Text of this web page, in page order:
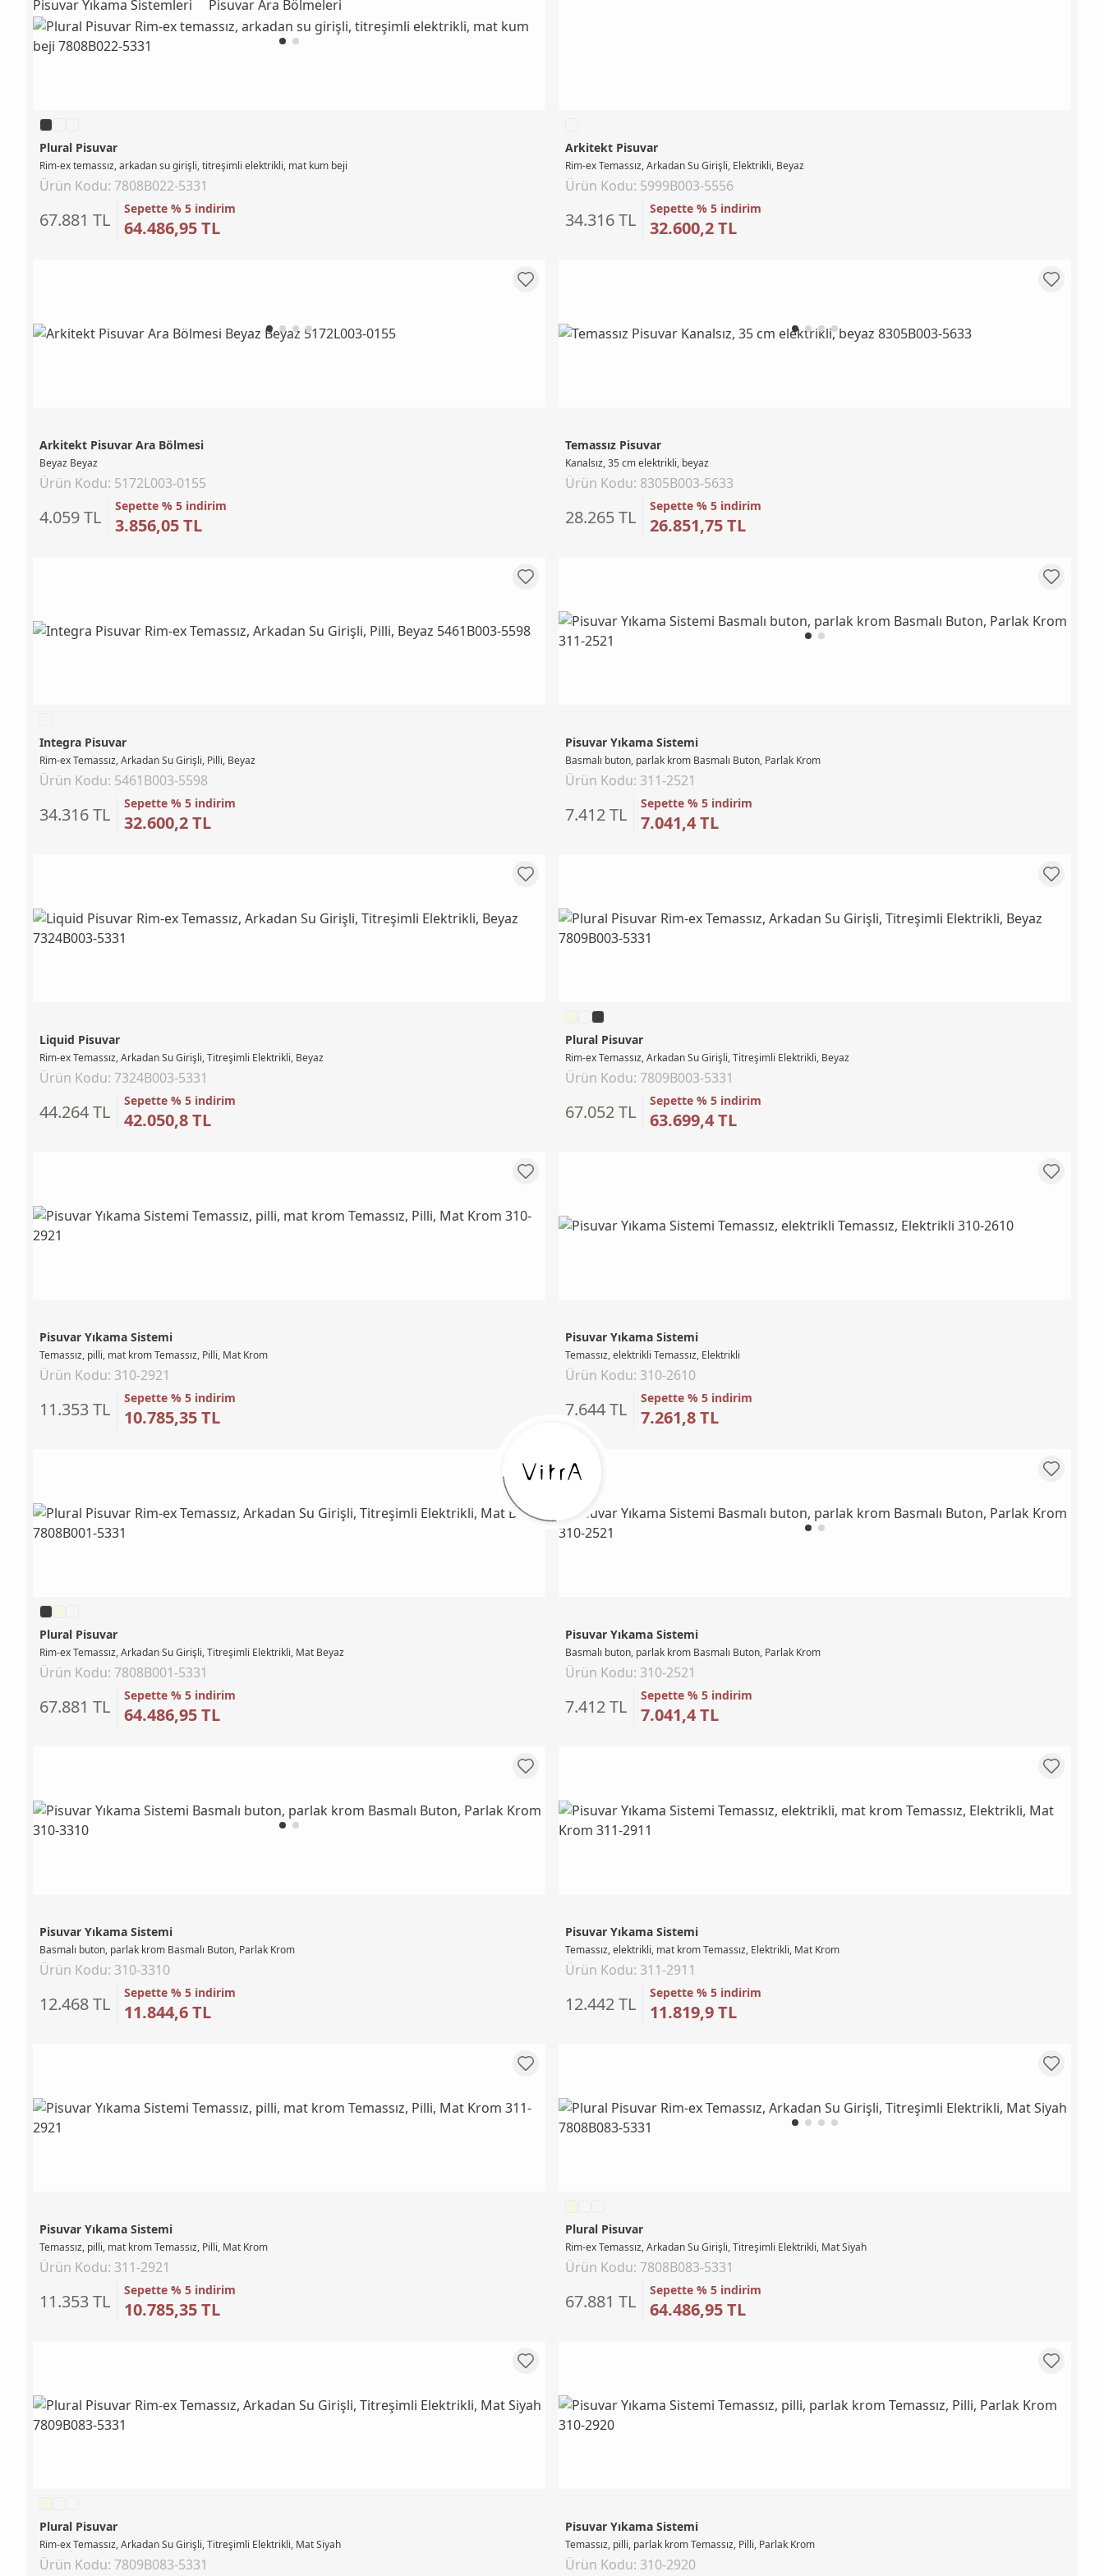
Pisuvar Yıkama Sistemleri Pisuvar Ara Bölmeleri
Plural Pisuvar
Rim-ex temassız, arkadan su girişli, titreşimli elektrikli, mat kum beji
Ürün Kodu: 7808B022-5331
67.881 TL
Sepette % 5 indirim
64.486,95 TL
Arkitekt Pisuvar
Rim-ex Temassız, Arkadan Su Girişli, Elektrikli, Beyaz
Ürün Kodu: 5999B003-5556
34.316 TL
Sepette % 5 indirim
32.600,2 TL
Arkitekt Pisuvar Ara Bölmesi
Beyaz Beyaz
Ürün Kodu: 5172L003-0155
4.059 TL
Sepette % 5 indirim
3.856,05 TL
Temassız Pisuvar
Kanalsız, 35 cm elektrikli, beyaz
Ürün Kodu: 8305B003-5633
28.265 TL
Sepette % 5 indirim
26.851,75 TL
Integra Pisuvar
Rim-ex Temassız, Arkadan Su Girişli, Pilli, Beyaz
Ürün Kodu: 5461B003-5598
34.316 TL
Sepette % 5 indirim
32.600,2 TL
Pisuvar Yıkama Sistemi
Basmalı buton, parlak krom Basmalı Buton, Parlak Krom
Ürün Kodu: 311-2521
7.412 TL
Sepette % 5 indirim
7.041,4 TL
Liquid Pisuvar
Rim-ex Temassız, Arkadan Su Girişli, Titreşimli Elektrikli, Beyaz
Ürün Kodu: 7324B003-5331
44.264 TL
Sepette % 5 indirim
42.050,8 TL
Plural Pisuvar
Rim-ex Temassız, Arkadan Su Girişli, Titreşimli Elektrikli, Beyaz
Ürün Kodu: 7809B003-5331
67.052 TL
Sepette % 5 indirim
63.699,4 TL
Pisuvar Yıkama Sistemi
Temassız, pilli, mat krom Temassız, Pilli, Mat Krom
Ürün Kodu: 310-2921
11.353 TL
Sepette % 5 indirim
10.785,35 TL
Pisuvar Yıkama Sistemi
Temassız, elektrikli Temassız, Elektrikli
Ürün Kodu: 310-2610
7.644 TL
Sepette % 5 indirim
7.261,8 TL
Plural Pisuvar
Rim-ex Temassız, Arkadan Su Girişli, Titreşimli Elektrikli, Mat Beyaz
Ürün Kodu: 7808B001-5331
67.881 TL
Sepette % 5 indirim
64.486,95 TL
Pisuvar Yıkama Sistemi
Basmalı buton, parlak krom Basmalı Buton, Parlak Krom
Ürün Kodu: 310-2521
7.412 TL
Sepette % 5 indirim
7.041,4 TL
Pisuvar Yıkama Sistemi
Basmalı buton, parlak krom Basmalı Buton, Parlak Krom
Ürün Kodu: 310-3310
12.468 TL
Sepette % 5 indirim
11.844,6 TL
Pisuvar Yıkama Sistemi
Temassız, elektrikli, mat krom Temassız, Elektrikli, Mat Krom
Ürün Kodu: 311-2911
12.442 TL
Sepette % 5 indirim
11.819,9 TL
Pisuvar Yıkama Sistemi
Temassız, pilli, mat krom Temassız, Pilli, Mat Krom
Ürün Kodu: 311-2921
11.353 TL
Sepette % 5 indirim
10.785,35 TL
Plural Pisuvar
Rim-ex Temassız, Arkadan Su Girişli, Titreşimli Elektrikli, Mat Siyah
Ürün Kodu: 7808B083-5331
67.881 TL
Sepette % 5 indirim
64.486,95 TL
Plural Pisuvar
Rim-ex Temassız, Arkadan Su Girişli, Titreşimli Elektrikli, Mat Siyah
Ürün Kodu: 7809B083-5331
Pisuvar Yıkama Sistemi
Temassız, pilli, parlak krom Temassız, Pilli, Parlak Krom
Ürün Kodu: 310-2920